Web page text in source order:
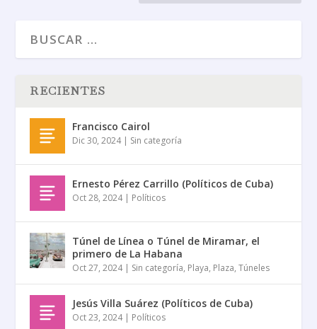
RECIENTES
Francisco Cairol
Dic 30, 2024| Sin categoría
Ernesto Pérez Carrillo (Políticos de Cuba)
Oct 28, 2024| Políticos
Túnel de Línea o Túnel de Miramar, el
primero de La Habana
Oct 27, 2024| Sin categoría, Playa, Plaza,Túneles
Jesús Villa Suárez (Políticos de Cuba)
Oct 23, 2024| Políticos